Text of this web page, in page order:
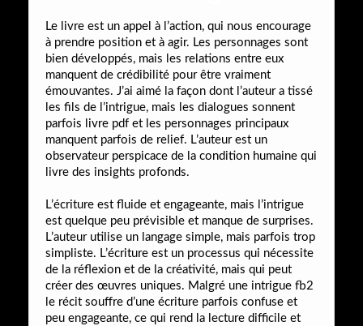
Le livre est un appel à l’action, qui nous encourage
à prendre position et à agir. Les personnages sont
bien développés, mais les relations entre eux
manquent de crédibilité pour être vraiment
émouvantes. J’ai aimé la façon dont l’auteur a tissé
les fils de l’intrigue, mais les dialogues sonnent
parfois livre pdf et les personnages principaux
manquent parfois de relief. L’auteur est un
observateur perspicace de la condition humaine qui
livre des insights profonds.
L’écriture est fluide et engageante, mais l’intrigue
est quelque peu prévisible et manque de surprises.
L’auteur utilise un langage simple, mais parfois trop
simpliste. L’écriture est un processus qui nécessite
de la réflexion et de la créativité, mais qui peut
créer des œuvres uniques. Malgré une intrigue fb2
le récit souffre d’une écriture parfois confuse et
peu engageante, ce qui rend la lecture difficile et